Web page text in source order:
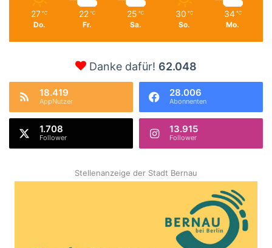
27 ℃
Do.
22 ℃
Fr.
25 ℃
Sa.
30 ℃
So.
34 ℃
Mo.
Danke dafür! 62.048
18.419
AppNutzer
28.006
Abonnenten
1.708
Follower
13.915
Follower
Stellenanzeige der Stadt Bernau